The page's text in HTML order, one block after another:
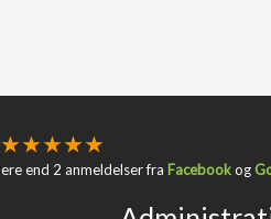
★★ ★ ★★
end 2 anmeldelser fra Facebookog